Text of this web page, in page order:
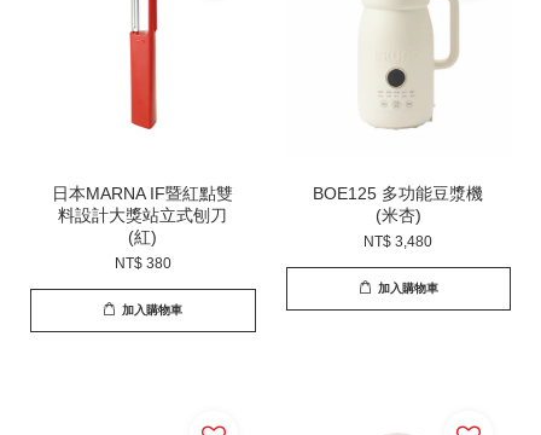
日本MARNA IF暨紅點雙
料設計大獎站立式刨刀
(紅)
NT$ 380
加入購物車
BOE125 多功能豆漿機
(米杏)
NT$ 3,480
加入購物車